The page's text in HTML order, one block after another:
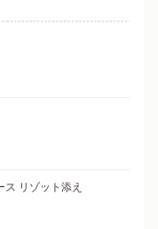
リゾット添え